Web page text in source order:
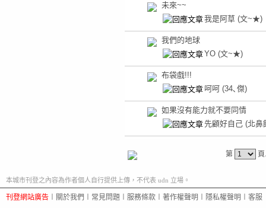
未來~~
我是阿草 (文~★)
我們的地球
YO (文~★)
布袋戲!!!
呵呵 (34､傑)
如果沒有能力就不要同情
先顧好自己 (北鼻
第
本城市刊登之內容為作者個人自行提供上傳，不代表 udn 立場。
刊登網站廣告 關於我們 常見問題 服務條款 著作權聲明 隱私權聲明 客服